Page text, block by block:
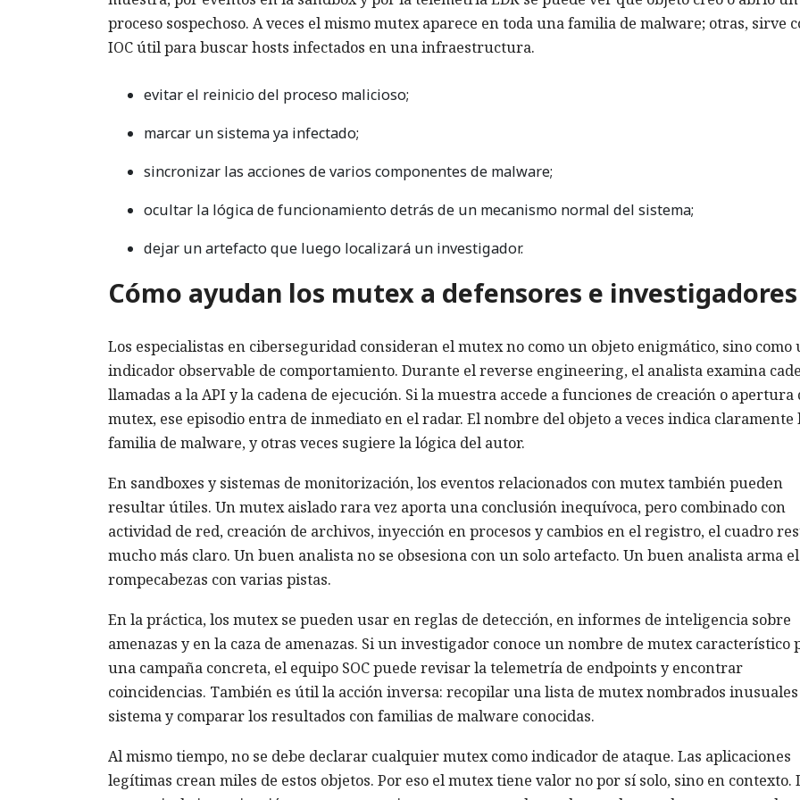
proceso sospechoso. A veces el mismo mutex aparece en toda una familia de malware; otras, sirve
IOC útil para buscar hosts infectados en una infraestructura.
evitar el reinicio del proceso malicioso;
marcar un sistema ya infectado;
sincronizar las acciones de varios componentes de malware;
ocultar la lógica de funcionamiento detrás de un mecanismo normal del sistema;
dejar un artefacto que luego localizará un investigador.
Cómo ayudan los mutex a defensores e investigadores
Los especialistas en ciberseguridad consideran el mutex no como un objeto enigmático, sino como
indicador observable de comportamiento. Durante el reverse engineering, el analista examina
llamadas a la API y la cadena de ejecución. Si la muestra accede a funciones de creación o apertura
mutex, ese episodio entra de inmediato en el radar. El nombre del objeto a veces indica claramente
familia de malware, y otras veces sugiere la lógica del autor.
En sandboxes y sistemas de monitorización, los eventos relacionados con mutex también pueden
resultar útiles. Un mutex aislado rara vez aporta una conclusión inequívoca, pero combinado con
actividad de red, creación de archivos, inyección en procesos y cambios en el registro, el cuadro
mucho más claro. Un buen analista no se obsesiona con un solo artefacto. Un buen analista arma el
rompecabezas con varias pistas.
En la práctica, los mutex se pueden usar en reglas de detección, en informes de inteligencia sobre
amenazas y en la caza de amenazas. Si un investigador conoce un nombre de mutex característico
una campaña concreta, el equipo SOC puede revisar la telemetría de endpoints y encontrar
coincidencias. También es útil la acción inversa: recopilar una lista de mutex nombrados
sistema y comparar los resultados con familias de malware conocidas.
Al mismo tiempo, no se debe declarar cualquier mutex como indicador de ataque. Las aplicaciones
legítimas crean miles de estos objetos. Por eso el mutex tiene valor no por sí solo, sino en contexto.